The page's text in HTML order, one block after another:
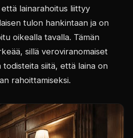
lainarahoitus liittyy
tulon hankintaan ja on
oikealla tavalla. Tämän
sillä veroviranomaiset
siitä, että laina on
rahoittamiseksi.